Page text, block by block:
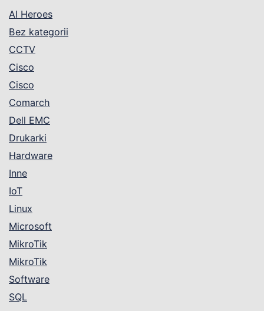
AI Heroes
Bez kategorii
CCTV
Cisco
Cisco
Comarch
Dell EMC
Drukarki
Hardware
Inne
IoT
Linux
Microsoft
MikroTik
MikroTik
Software
SQL